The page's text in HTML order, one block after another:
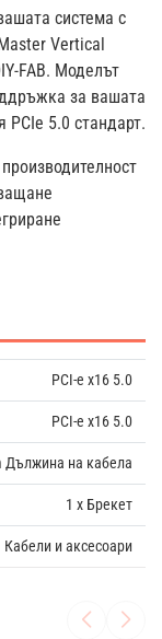
система с
Vertical
FAB. Моделът
за вашата
PCIe 5.0 стандарт.
PCI-e x16 5.0
PCI-e x16 5.0
Дължина на кабела
1 x Брекет
Кабели и аксесоари